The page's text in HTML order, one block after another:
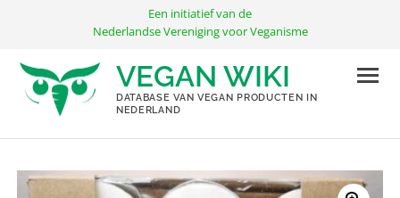
inhoud
Een initiatief van de
Nederlandse Vereniging voor Veganisme
VEGAN WIKI
DATABASE VAN VEGAN PRODUCTEN IN
NEDERLAND